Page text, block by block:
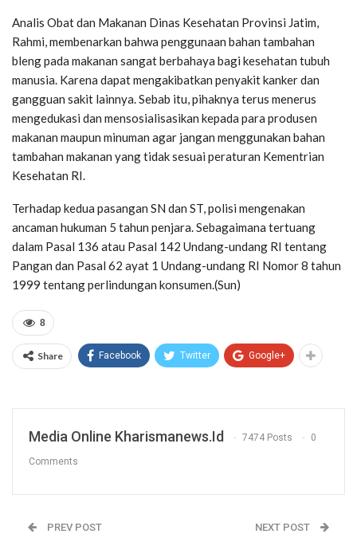
Analis Obat dan Makanan Dinas Kesehatan Provinsi Jatim,
Rahmi, membenarkan bahwa penggunaan bahan tambahan
bleng pada makanan sangat berbahaya bagi kesehatan tubuh
manusia. Karena dapat mengakibatkan penyakit kanker dan
gangguan sakit lainnya. Sebab itu, pihaknya terus menerus
mengedukasi dan mensosialisasikan kepada para produsen
makanan maupun minuman agar jangan menggunakan bahan
tambahan makanan yang tidak sesuai peraturan Kementrian
Kesehatan RI.
Terhadap kedua pasangan SN dan ST, polisi mengenakan
ancaman hukuman 5 tahun penjara. Sebagaimana tertuang
dalam Pasal 136 atau Pasal 142 Undang-undang RI tentang
Pangan dan Pasal 62 ayat 1 Undang-undang RI Nomor 8 tahun
1999 tentang perlindungan konsumen.(Sun)
8
Share Facebook Twitter Google+
Media Online Kharismanews.id 7474 Posts 0
Comments
PREV POST NEXT POST